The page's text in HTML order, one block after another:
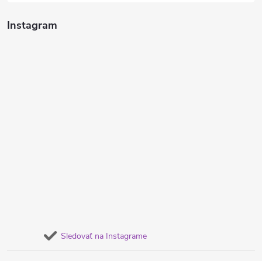
Instagram
Sledovať na Instagrame